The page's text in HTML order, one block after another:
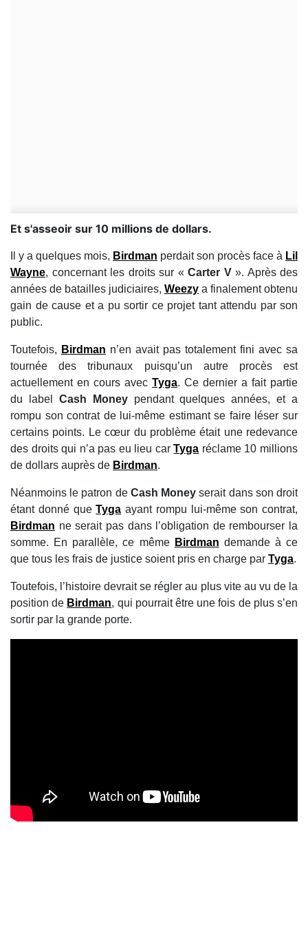
Et s'asseoir sur 10 millions de dollars.
Il y a quelques mois, Birdman perdait son procès face à Lil
Wayne, concernant les droits sur « Carter V». Après des
années de batailles judiciaires, Weezy a finalement obtenu
gain de cause et a pu sortir ce projet tant attendu par son
public.
Toutefois, Birdman n’en avait pas totalement fini avec sa
tournée des tribunaux puisqu’un autre procès est
actuellement en cours avec Tyga. Ce dernier a fait partie
du label Cash Moneypendant quelques années, et a
rompu son contrat de lui-même estimant se faire léser sur
certains points. Le cœur du problème était une redevance
des droits qui n’a pas eu lieu carTyga réclame 10 millions
de dollars auprès de Birdman.
Néanmoins le patron de Cash Money serait dans son droit
étant donné queTyga ayant rompu lui-même son contrat,
Birdman ne serait pas dans l’obligation de rembourser la
somme. En parallèle, ce même Birdman demande à ce
que tous les frais de justice soient pris en charge par Tyga.
Toutefois, l’histoire devrait se régler au plus vite au vu de la
position de Birdman, qui pourrait être une fois de plus s’en
sortir par la grande porte.